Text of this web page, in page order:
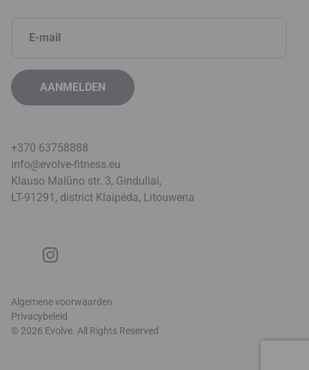
+370 63758888
info@evolve-fitness.eu
Klauso Malūno str. 3, Ginduliai,
LT-91291, district Klaipėda, Litouwena
© 2026 Evolve. All Rights Reserved
Algemene voorwaarden
Privacybeleid